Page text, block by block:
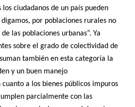
los ciudadanos de un país pueden
por poblaciones rurales no
las poblaciones urbanas”. Ya
sobre el grado de colectividad de
también en esta categoría la
y un buen manejo
a los bienes públicos impuros
parcialmente con las